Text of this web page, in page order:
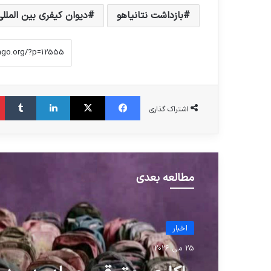
بازداشت نتانیاهو دیوان کیفری بین
اشتراک گذاری
فیس بوک X لینکدین
مطالعه بعدی
اخبار
25 می 2026